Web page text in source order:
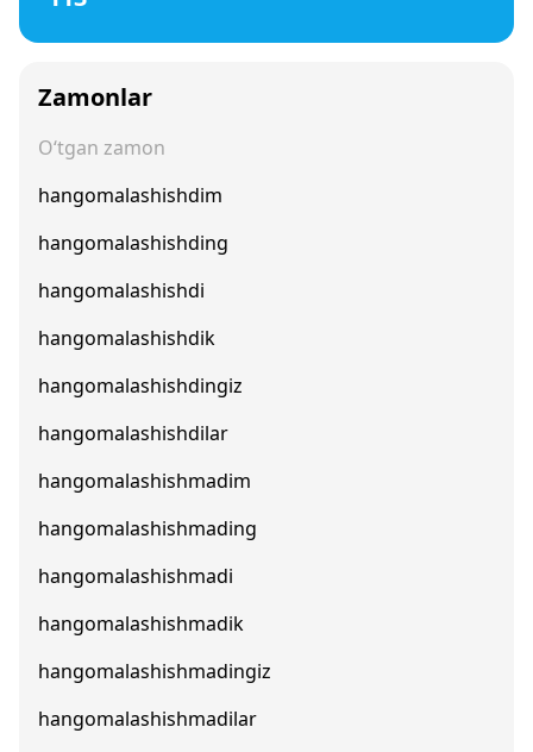
Zamonlar
O‘tgan zamon
hangomalashishdim
hangomalashishding
hangomalashishdi
hangomalashishdik
hangomalashishdingiz
hangomalashishdilar
hangomalashishmadim
hangomalashishmading
hangomalashishmadi
hangomalashishmadik
hangomalashishmadingiz
hangomalashishmadilar